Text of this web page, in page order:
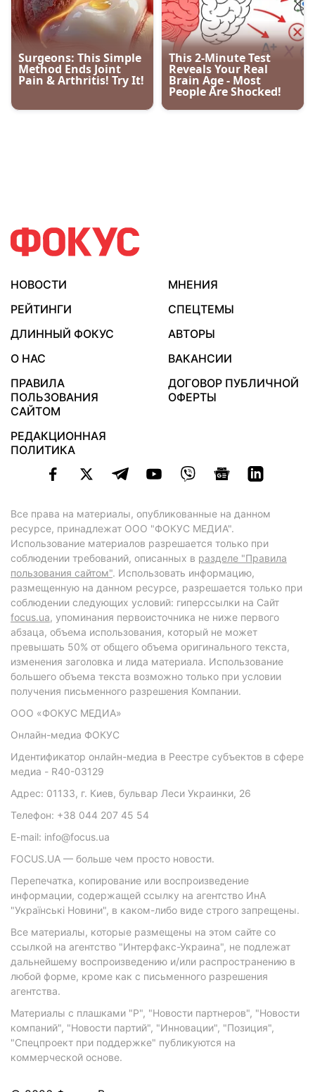
НОВОСТИ
МНЕНИЯ
РЕЙТИНГИ
СПЕЦТЕМЫ
ДЛИННЫЙ ФОКУС
АВТОРЫ
О НАС
ВАКАНСИИ
ПРАВИЛА
ПОЛЬЗОВАНИЯ
САЙТОМ
ДОГОВОР ПУБЛИЧНОЙ
ОФЕРТЫ
РЕДАКЦИОННАЯ
ПОЛИТИКА
Все права на материалы, опубликованные на данном
ресурсе, принадлежат ООО "ФОКУС МЕДИА".
Использование материалов разрешается только при
соблюдении требований, описанных в разделе "Правила
пользования сайтом". Использовать информацию,
размещенную на данном ресурсе, разрешается только при
соблюдении следующих условий: гиперссылки на Сайт
focus.ua, упоминания первоисточника не ниже первого
абзаца, объема использования, который не может
превышать 50% от общего объема оригинального текста,
изменения заголовка и лида материала. Использование
большего объема текста возможно только при условии
получения письменного разрешения Компании.
ООО «ФОКУС МЕДИА»
Онлайн-медиа ФОКУС
Идентификатор онлайн-медиа в Реестре субъектов в сфере
медиа - R40-03129
Адрес: 01133, г. Киев, бульвар Леси Украинки, 26
Телефон: +38 044 207 45 54
E-mail: info@focus.ua
FOCUS.UA — больше чем просто новости.
Перепечатка, копирование или воспроизведение
информации, содержащей ссылку на агентство ИнА
"Українські Новини", в каком-либо виде строго запрещены.
Все материалы, которые размещены на этом сайте со
ссылкой на агентство "Интерфакс-Украина", не подлежат
дальнейшему воспроизведению и/или распространению в
любой форме, кроме как с письменного разрешения
агентства.
Материалы с плашками "Р", "Новости партнеров", "Новости
компаний", "Новости партий", "Инновации", "Позиция",
"Спецпроект при поддержке" публикуются на
коммерческой основе.